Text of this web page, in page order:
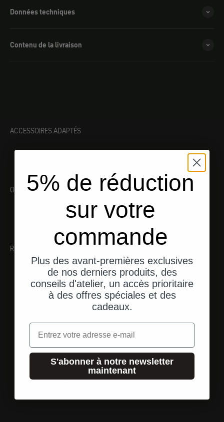
Données techniques
Contenu de la livraison
ACCESSOIRES ADAPTÉS
OUTILLAGE ADAPTÉ
RECOMMANDATIONS
5% de réduction
sur votre
commande
Plus des avant-premières exclusives
de nos derniers produits, des
conseils d'atelier, un accès prioritaire
à des offres spéciales et des
cadeaux.
Email
S'abonner à notre newsletter
maintenant